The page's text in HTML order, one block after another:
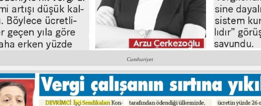
Cumhuriyet